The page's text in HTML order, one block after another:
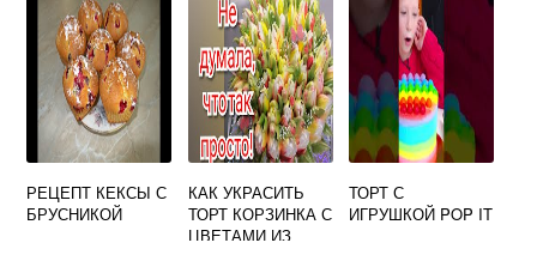
РЕЦЕПТ КЕКСЫ С
БРУСНИКОЙ
КАК УКРАСИТЬ
ТОРТ КОРЗИНКА С
ЦВЕТАМИ ИЗ
ТОРТ С
ИГРУШКОЙ POP IT